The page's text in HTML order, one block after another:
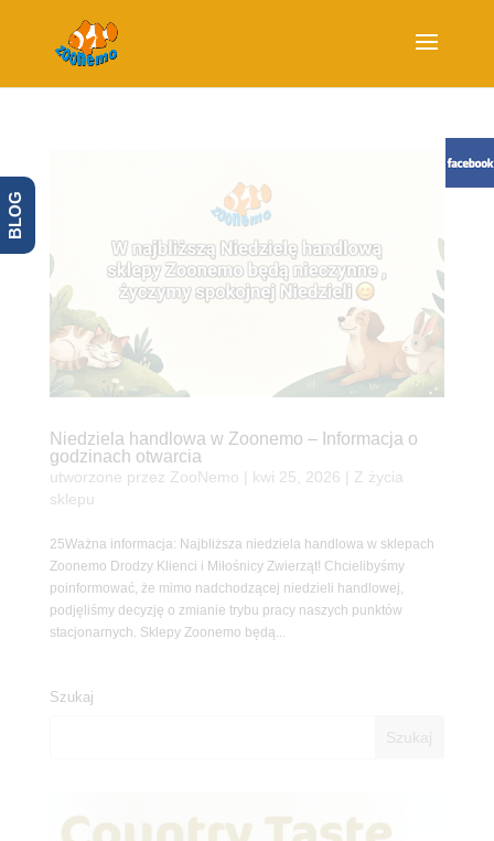
Niedziela handlowa w Zoonemo – Informacja o
godzinach otwarcia
utworzone przez ZooNemo kwi 25, 2026
Z życia
sklepu
25Ważna informacja: Najbliższa niedziela handlowa w sklepach
Zoonemo Drodzy Klienci i Miłośnicy Zwierząt! Chcielibyśmy
poinformować, że mimo nadchodzącej niedzieli handlowej,
podjęliśmy decyzję o zmianie trybu pracy naszych punktów
stacjonarnych. Sklepy Zoonemo będą...
Szukaj
BLOG